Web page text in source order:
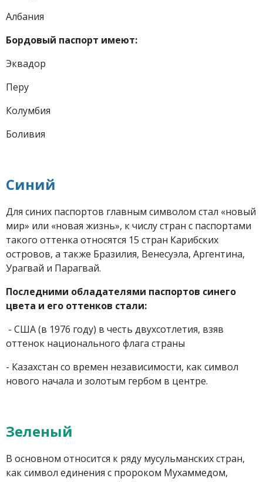
Албания
Бордовый паспорт имеют:
Эквадор
Перу
Колумбия
Боливия
Синий
Для синих паспортов главным символом стал «новый
мир» или «новая жизнь», к числу стран с паспортами
такого оттенка относятся 15 стран Карибских
островов, а также Бразилия, Венесуэла, Аргентина,
Урагвай и Парагвай.
Последними обладателями паспортов синего
цвета и его оттенков стали:
- США (в 1976 году) в честь двухсотлетия, взяв
оттенок национального флага страны
- Казахстан со времен независимости, как символ
нового начала и золотым гербом в центре.
Зеленый
В основном относится к ряду мусульманских стран,
как символ единения с пророком Мухаммедом,